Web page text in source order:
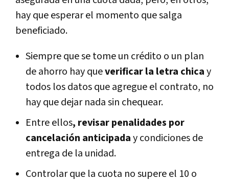
hay que esperar el momento que salga
beneficiado.
Siempre que se tome un crédito o un plan
de ahorro hay queverificar la letra chicay
todos los datos que agregue el contrato, no
hay que dejar nada sin chequear.
Entre ellos, revisar penalidades por
cancelación anticipaday condiciones de
entrega de la unidad.
Controlar que la cuota no supere el 10 o